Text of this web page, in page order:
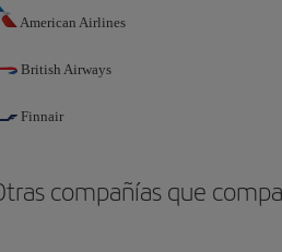
American Airlines
British Airways
Finnair
compañías que